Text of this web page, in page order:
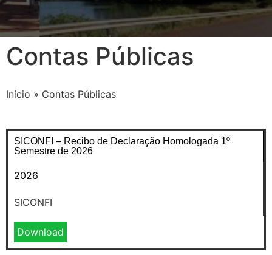
Contas Públicas
Início » Contas Públicas
SICONFI – Recibo de Declaração Homologada 1º
Semestre de 2026
2026
SICONFI
Download